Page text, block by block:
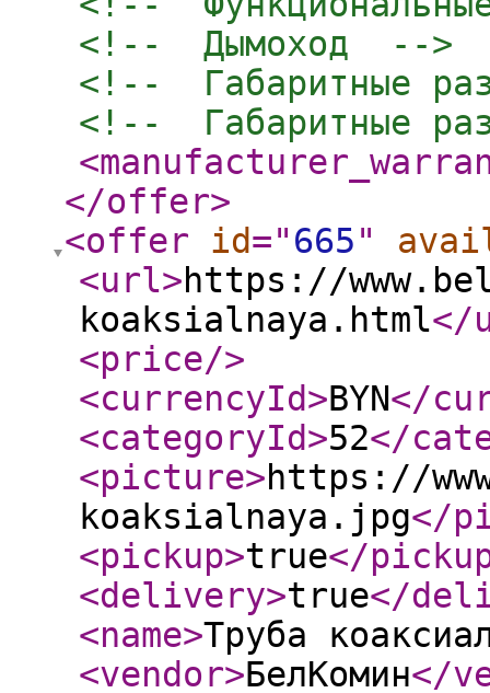
<!--  Дымоход  -->
<!--  Габаритные
<!--  Габаритные
</offer>
<offer
id="665"
<url>https://
koaksialnaya.html</
<price/>
<currencyId>BYN</
<categoryId>52</
<picture>https://
koaksialnaya.jpg</
<pickup>true</
<delivery>true</
<name>Труба
<vendor>БелКомин</